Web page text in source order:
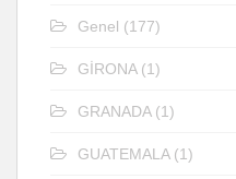
Genel (177)
GİRONA(1)
GRANADA(1)
GUATEMALA(1)